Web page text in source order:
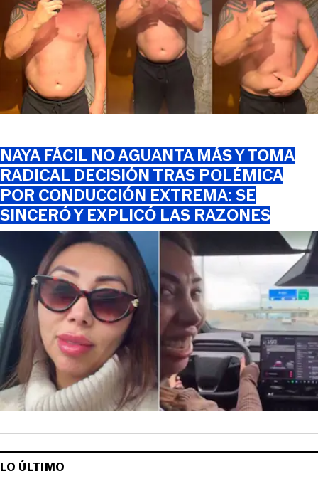
NAYA FÁCIL NO AGUANTA MÁS Y TOMA
RADICAL DECISIÓN TRAS POLÉMICA
POR CONDUCCIÓN EXTREMA: SE
SINCERÓ Y EXPLICÓ LAS RAZONES
LO ÚLTIMO